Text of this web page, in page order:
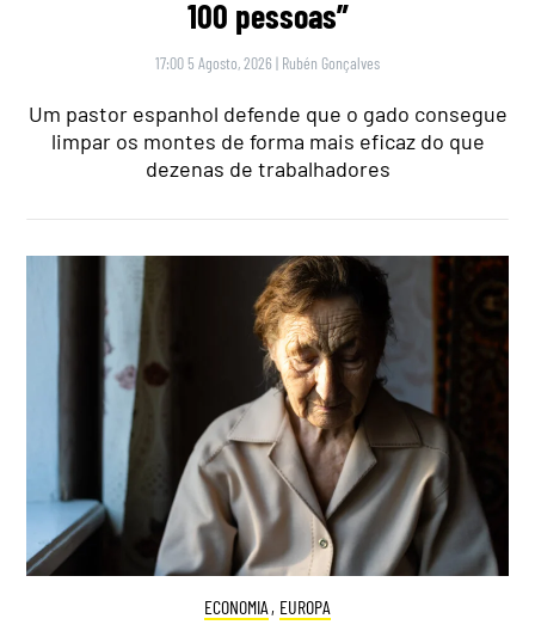
100 pessoas”
17:00 5 Agosto, 2026 | Rubén Gonçalves
Um pastor espanhol defende que o gado consegue
limpar os montes de forma mais eficaz do que
dezenas de trabalhadores
ECONOMIA , EUROPA